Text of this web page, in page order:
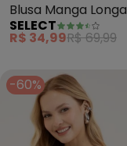
Blusa Manga Longa
Decote V Básica
(Laranja)
SELECT
R$ 34,99R$ 69,99
-60%